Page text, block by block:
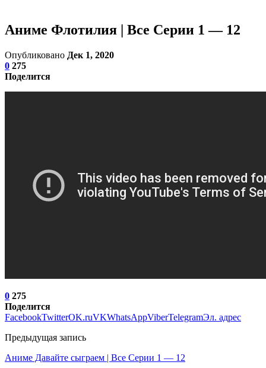
Аниме Флотилия | Все Серии 1 — 12
Опубликовано Дек 1, 2020
0 275
Поделится
0 275
Поделится
FacebookTwitterOK.ruVKWhatsAppViberTelegramЭл. адрес
Предыдущая запись
Аниме Давайте сыграем | Все Серии 1 — 12